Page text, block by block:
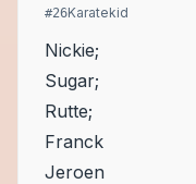
#26Karatekid
Nickie;
Sugar;
Rutte;
Franck
Jeroen